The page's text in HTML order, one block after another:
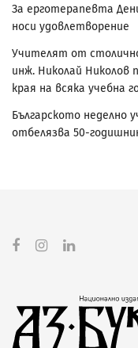
За ерготерапевта
носи удовлетворение
Учителят от
инж. Николай Николов
края на всяка учебна
Българското неделно
отбелязва 50-